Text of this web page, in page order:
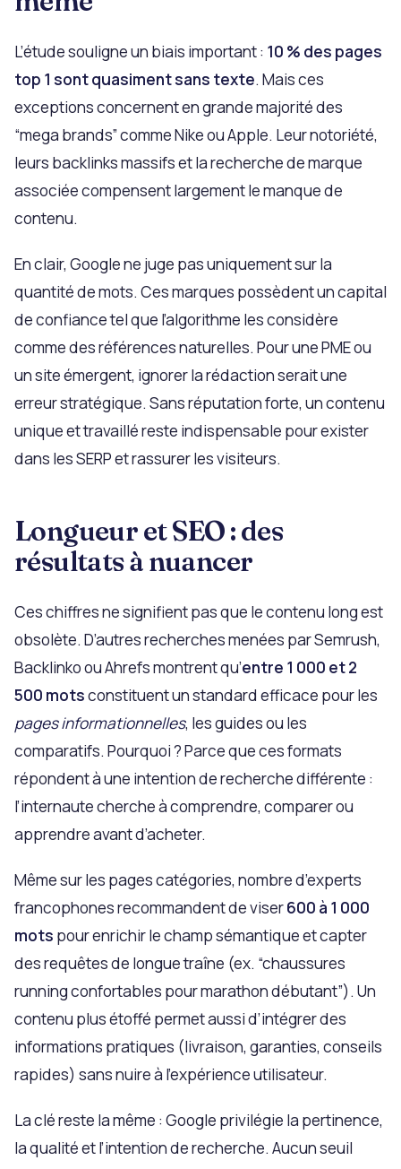
L’étude souligne un biais important : 10 % des pages
top 1 sont quasiment sans texte. Mais ces
exceptions concernent en grande majorité des
“mega brands” comme Nike ou Apple. Leur notoriété,
leurs backlinks massifs et la recherche de marque
associée compensent largement le manque de
contenu.
En clair, Google ne juge pas uniquement sur la
quantité de mots. Ces marques possèdent un capital
de confiance tel que l’algorithme les considère
comme des références naturelles. Pour une PME ou
un site émergent, ignorer la rédaction serait une
erreur stratégique. Sans réputation forte, un contenu
unique et travaillé reste indispensable pour exister
dans les SERP et rassurer les visiteurs.
Longueur et SEO : des
résultats à nuancer
Ces chiffres ne signifient pas que le contenu long est
obsolète. D’autres recherches menées par Semrush,
Backlinko ou Ahrefs montrent qu’entre 1 000 et 2
500 motsconstituent un standard efficace pour les
pages informationnelles, les guides ou les
comparatifs. Pourquoi ? Parce que ces formats
répondent à une intention de recherche différente :
l’internaute cherche à comprendre, comparer ou
apprendre avant d’acheter.
Même sur les pages catégories, nombre d’experts
francophones recommandent de viser600 à 1 000
mots pour enrichir le champ sémantique et capter
des requêtes de longue traîne (ex. “chaussures
running confortables pour marathon débutant”). Un
contenu plus étoffé permet aussi d’intégrer des
informations pratiques (livraison, garanties, conseils
rapides) sans nuire à l’expérience utilisateur.
La clé reste la même : Google privilégie la pertinence,
la qualité et l’intention de recherche. Aucun seuil